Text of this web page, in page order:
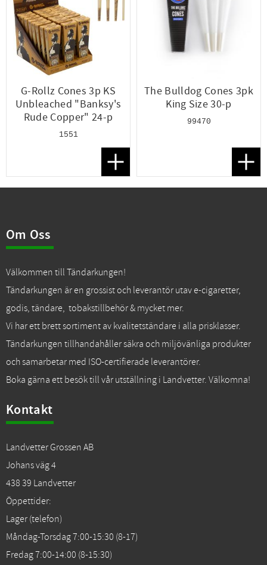
G-Rollz Cones 3p KS
Unbleached "Banksy's
Rude Copper" 24-p
1551
Lägg till i favoriter
The Bulldog Cones 3pk
King Size 30-p
99470
Om Oss
Välkommen till Tändarkungen!
Tändarkungen är en grossist och leverantör utav e-cigaretter,
godis, tändare, tobakstillbehör & mycket mer.
Vi har ett brett sortiment av kvalitetständare i alla prisklasser.
Tändarkungen tillhandahåller säkra och miljövänliga produkter
och samarbetar med ISO-certifierade leverantörer.
Boka gärna ett besök till vår utställning i Landvetter. Välkomna!
Kontakt
Landvetter Grossen AB
Johans väg 4
438 39 Landvetter
Öppettider:
Lager (telefon)
Måndag-Torsdag 7:00-15:30 (8-17)
Fredag 7:00-14:00 (8-15:30)